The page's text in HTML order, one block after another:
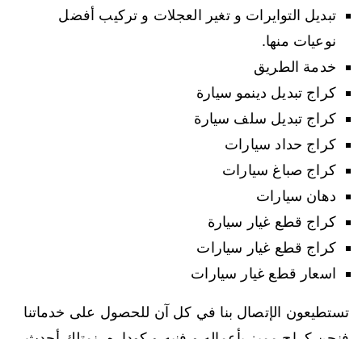
تبديل التوايرات و تغير العجلات و تركيب أفضل
نوعيات منها.
خدمة الطريق
كراج تبديل دينمو سيارة
كراج تبديل سلف سيارة
كراج حداد سيارات
كراج صباغ سيارات
دهان سيارات
كراج قطع غيار سيارة
كراج قطع غيار سيارات
اسعار قطع غيار سيارات
تستطيعون الإتصال بنا في كل آن للحصول على خدماتنا